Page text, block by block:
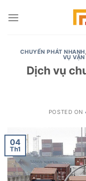
CHUYỂN PHÁT NHANH
VỤ
Dịch vụ
POSTED ON
04
Th1